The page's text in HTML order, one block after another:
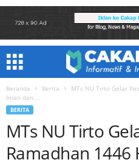
Beranda Berita
MTs NU Tirto Gelar
Iman dan...
BERITA
MTs NU Tirto
Ramadhan 1446